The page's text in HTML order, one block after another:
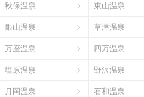
秋保温泉 東山温泉
銀山温泉 草津温泉
万座温泉 四万温泉
塩原温泉 野沢温泉
月岡温泉 石和温泉